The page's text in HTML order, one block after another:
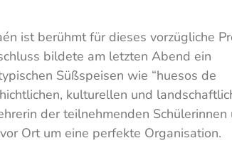
ist berühmt für dieses vorzügliche
bildete am letzten Abend ein
Süßspeisen wie “huesos de
kulturellen und
der teilnehmenden Schülerinnen
Ort um eine perfekte Organisation.